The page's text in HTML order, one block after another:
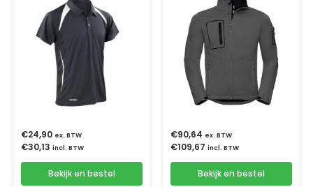
€24,90 ex. BTW
€30,13 incl. BTW
Bekijk en bestel
€90,64 ex. BTW
€109,67 incl. BTW
Bekijk en bestel